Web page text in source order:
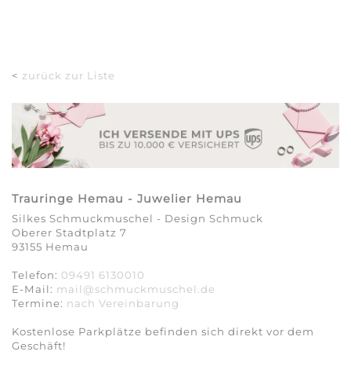
< zurück zur Liste
Trauringe Hemau - Juwelier Hemau
Silkes Schmuckmuschel - Design Schmuck
Oberer Stadtplatz 7
93155 Hemau
Telefon: 09491 6130010
E-Mail: mail@schmuckmuschel.de
Termine: nach Vereinbarung​​​​​​​
Kostenlose Parkplätze befinden sich direkt vor dem
Geschäft!